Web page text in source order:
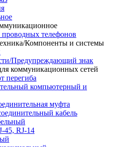
проводных телефонов
Компоненты и системы
Предупреждающий знак
коммуникационных сетей
перегиба
компьютерный и
муфта
кабель
45, RJ-14